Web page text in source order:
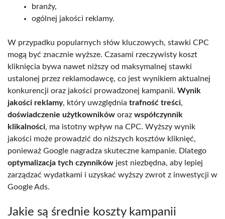
branży,
ogólnej jakości reklamy.
W przypadku popularnych słów kluczowych, stawki CPC
mogą być znacznie wyższe. Czasami rzeczywisty koszt
kliknięcia bywa nawet niższy od maksymalnej stawki
ustalonej przez reklamodawcę, co jest wynikiem aktualnej
konkurencji oraz jakości prowadzonej kampanii. Wynik
jakości reklamy, który uwzględnia trafność treści,
doświadczenie użytkowników oraz współczynnik
klikalności, ma istotny wpływ na CPC. Wyższy wynik
jakości może prowadzić do niższych kosztów kliknięć,
ponieważ Google nagradza skuteczne kampanie. Dlatego
optymalizacja tych czynników jest niezbędna, aby lepiej
zarządzać wydatkami i uzyskać wyższy zwrot z inwestycji w
Google Ads.
Jakie są średnie koszty kampanii